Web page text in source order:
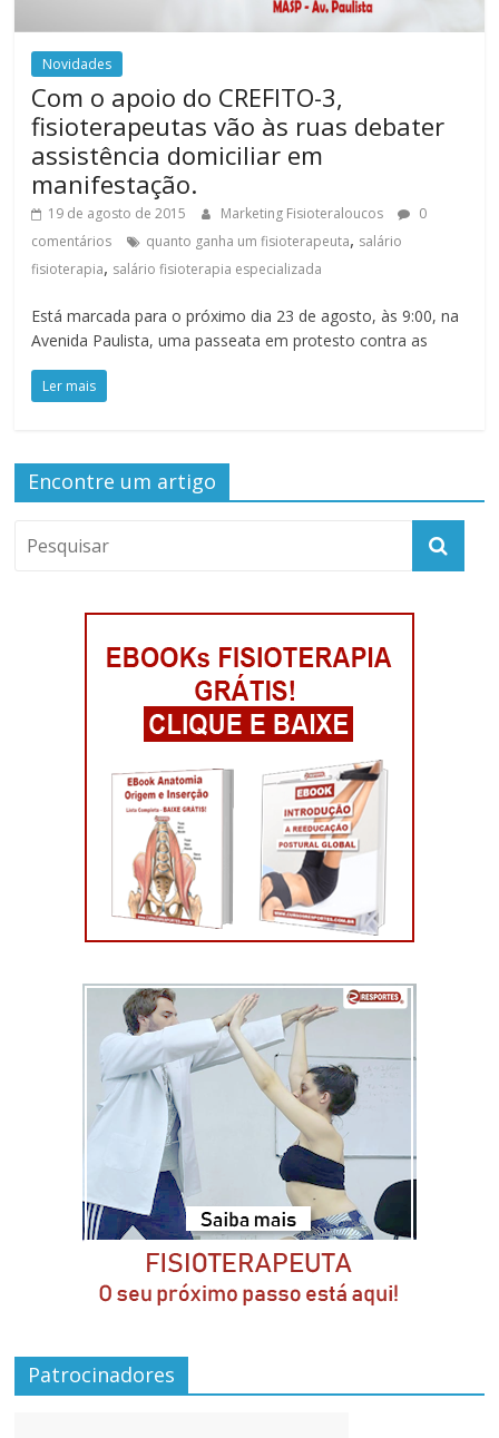
Novidades
Com o apoio do CREFITO-3,
fisioterapeutas vão às ruas debater
assistência domiciliar em
manifestação.
19 de agosto de 2015 Marketing Fisioteraloucos
0
comentários
quanto ganha um fisioterapeuta, salário
fisioterapia, salário fisioterapia especializada
Está marcada para o próximo dia 23 de agosto, às 9:00, na
Avenida Paulista, uma passeata em protesto contra as
Ler mais
Encontre um artigo
Patrocinadores